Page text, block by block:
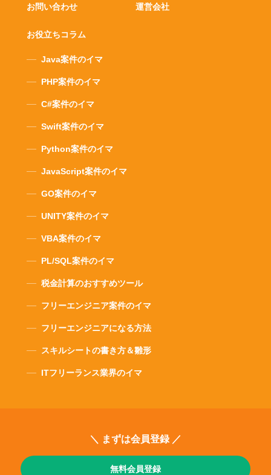
運営会社
お問い合わせ
お役立ちコラム
Java案件のイマ
PHP案件のイマ
C#案件のイマ
Swift案件のイマ
Python案件のイマ
JavaScript案件のイマ
GO案件のイマ
UNITY案件のイマ
VBA案件のイマ
PL/SQL案件のイマ
税金計算のおすすめツール
フリーエンジニア案件のイマ
フリーエンジニアになる方法
スキルシートの書き方＆雛形
ITフリーランス業界のイマ
＼ まずは会員登録 ／
無料会員登録